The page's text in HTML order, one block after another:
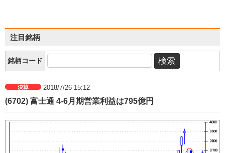
注目銘柄
銘柄コード
2018/7/26 15:12
(6702) 富士通 4-6月期営業利益は795億円